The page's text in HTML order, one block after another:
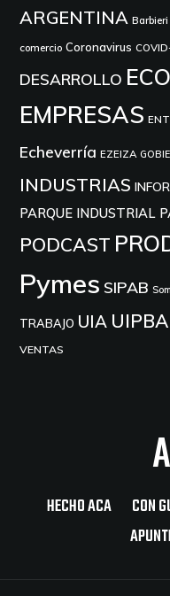
ARGENTINA Barbieri
comercio Coronavirus
DESARROLLO
EMPRESAS
Echeverría EZEIZA
INDUSTRIAS
PARQUE INDUSTRIAL
PODCAST
Pymes SIPAB
TRABAJO UIA UIPBA
VENTAS
HECHO ACA CON